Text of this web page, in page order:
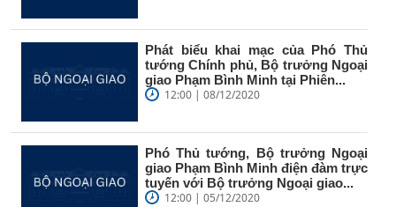
Phát biểu khai mạc của Phó Thủ
tướng Chính phủ, Bộ trưởng Ngoại
giao Phạm Bình Minh tại Phiên...
12:00 | 08/12/2020
Phó Thủ tướng, Bộ trưởng Ngoại
giao Phạm Bình Minh điện đàm trực
tuyến với Bộ trưởng Ngoại giao...
12:00 | 05/12/2020